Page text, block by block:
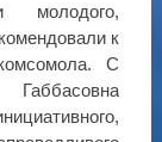
молодого,
к
С